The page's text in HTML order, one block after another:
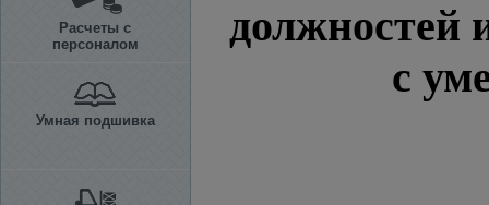
Расчеты с
персоналом
Умная подшивка
должностей
с